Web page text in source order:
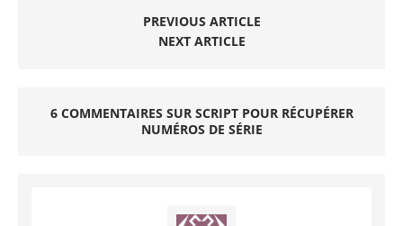
PREVIOUS ARTICLE
NEXT ARTICLE
6 COMMENTAIRES SUR SCRIPT POUR RÉCUPÉRER
NUMÉROS DE SÉRIE